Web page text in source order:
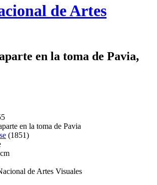
de Artes
en la toma de Pavia,
en la toma de Pavia
(1851)
de Artes Visuales